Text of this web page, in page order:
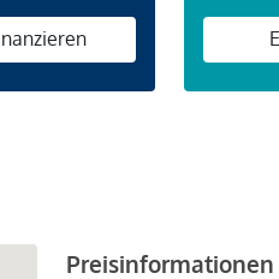
Preisinformationen